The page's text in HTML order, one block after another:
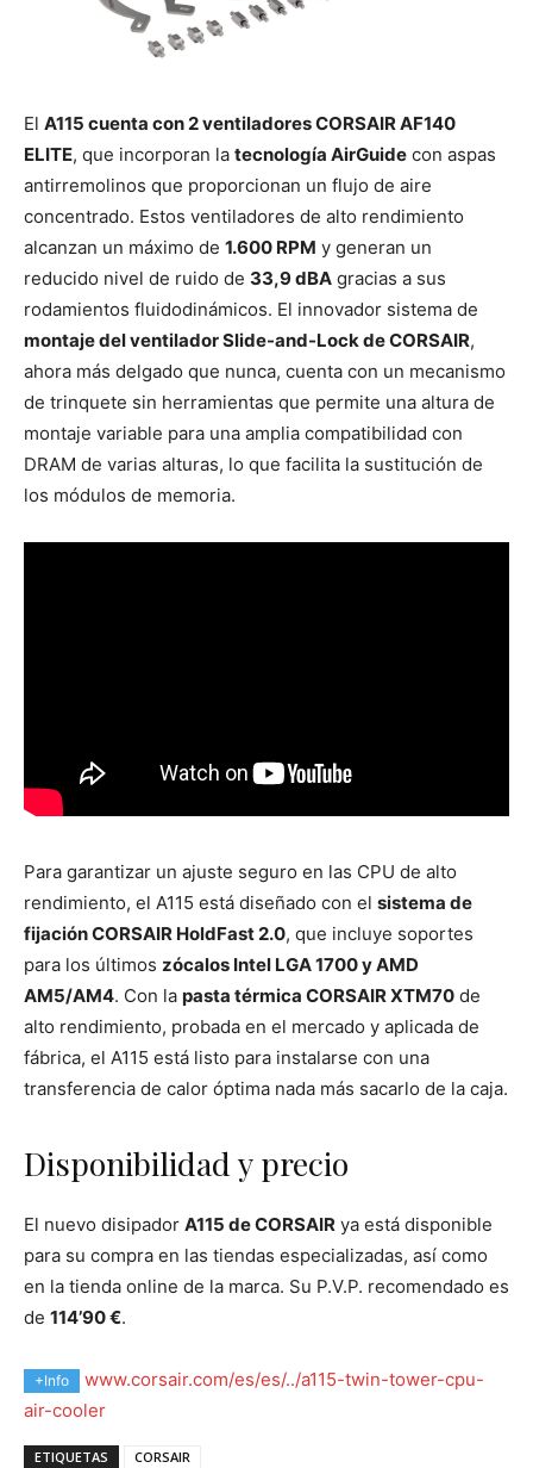
El A115 cuenta con 2 ventiladores CORSAIR AF140
ELITE, que incorporan la tecnología AirGuide con aspas
antirremolinos que proporcionan un flujo de aire
concentrado. Estos ventiladores de alto rendimiento
alcanzan un máximo de 1.600 RPM y generan un
reducido nivel de ruido de 33,9 dBA gracias a sus
rodamientos fluidodinámicos. El innovador sistema de
montaje del ventilador Slide-and-Lock de CORSAIR,
ahora más delgado que nunca, cuenta con un mecanismo
de trinquete sin herramientas que permite una altura de
montaje variable para una amplia compatibilidad con
DRAM de varias alturas, lo que facilita la sustitución de
los módulos de memoria.
Para garantizar un ajuste seguro en las CPU de alto
rendimiento, el A115 está diseñado con el sistema de
fijación CORSAIR HoldFast 2.0, que incluye soportes
para los últimos zócalos Intel LGA 1700 y AMD
AM5/AM4. Con la pasta térmica CORSAIR XTM70 de
alto rendimiento, probada en el mercado y aplicada de
fábrica, el A115 está listo para instalarse con una
transferencia de calor óptima nada más sacarlo de la caja.
Disponibilidad y precio
El nuevo disipador A115 de CORSAIR ya está disponible
para su compra en las tiendas especializadas, así como
en la tienda online de la marca. Su P.V.P. recomendado es
de 114’90 €.
+Info
www.corsair.com/es/es/../a115-twin-tower-cpu-
air-cooler
ETIQUETAS CORSAIR